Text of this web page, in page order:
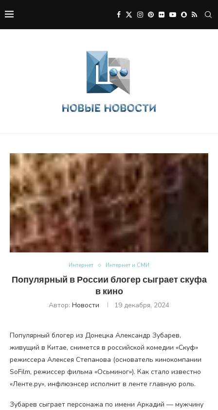
Интернет Интернет и СМИ
Популярный в России блогер сыграет скуфа
в кино
Автор: Новости 19 декабря, 2024
Популярный блогер из Донецка Александр Зубарев,
живущий в Китае, снимется в российской комедии «Скуф»
режиссера Алексея Степанова (основатель кинокомпании
SoFilm, режиссер фильма «Осьминог»). Как стало известно
«Ленте.ру», инфлюэнсер исполнит в ленте главную роль.
Зубарев сыграет персонажа по имени Аркадий — мужчину